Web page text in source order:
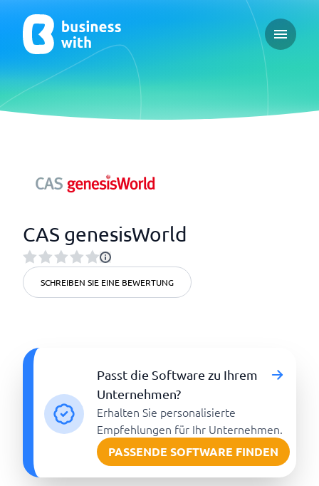
Open
CAS genesisWorld
SCHREIBEN SIE EINE BEWERTUNG
Passt die Software zu Ihrem
Unternehmen?
Erhalten Sie personalisierte
Empfehlungen für Ihr Unternehmen.
PASSENDE SOFTWARE FINDEN